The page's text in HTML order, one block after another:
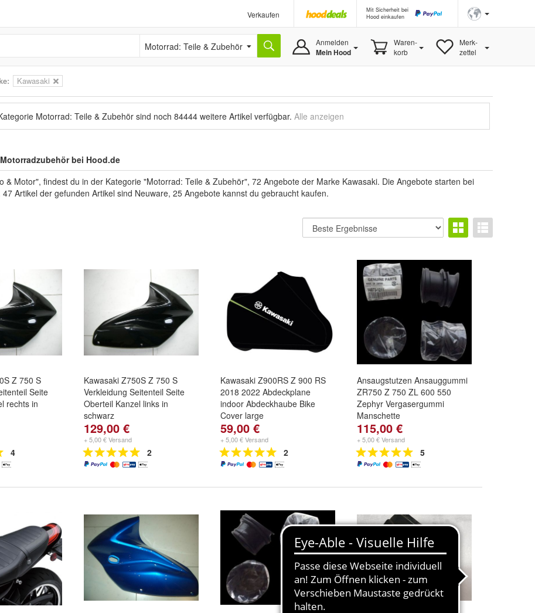
Verkaufen
Mit Sicherheit bei
Hood einkaufen
Motorrad: Teile & Zubehör Anmelden
Mein Hood
Waren-
korb
Merk-
zettel
: Kawasaki
Motorrad: Teile & Zubehör sind noch 84444 weitere Artikel verfügbar. Alle anzeigen
bei Hood.de
& Motor", findest du in der Kategorie "Motorrad: Teile & Zubehör", 72 Angebote der Marke Kawasaki. Die Angebote starten bei
Artikel der gefunden Artikel sind Neuware, 25 Angebote kannst du gebraucht kaufen.
Z 750 S
Seite
rechts in
4
Kawasaki Z750S Z 750 S
Verkleidung Seitenteil Seite
Oberteil Kanzel links in
schwarz
129,00 €
+ 5,00 € Versand
2
Kawasaki Z900RS Z 900 RS
2018 2022 Abdeckplane
indoor Abdeckhaube Bike
Cover large
59,00 €
+ 5,00 € Versand
2
Ansaugstutzen Ansauggummi
ZR750 Z 750 ZL 600 550
Zephyr Vergasergummi
Manschette
115,00 €
+ 5,00 € Versand
5